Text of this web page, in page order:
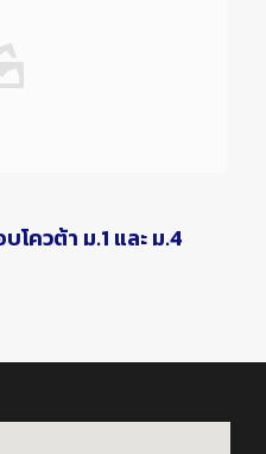
โควต้า ม.1 และ ม.4